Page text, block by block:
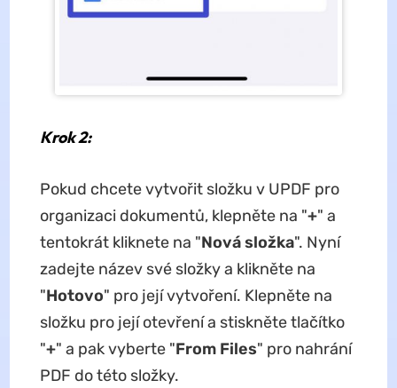
Krok 2:
Pokud chcete vytvořit složku v UPDF pro
organizaci dokumentů, klepněte na "+" a
tentokrát kliknete na "Nová složka". Nyní
zadejte název své složky a klikněte na
"Hotovo" pro její vytvoření. Klepněte na
složku pro její otevření a stiskněte tlačítko
"+" a pak vyberte "From Files" pro nahrání
PDF do této složky.